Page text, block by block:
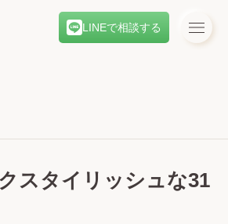
スタイリッシュな31
LINEで相談する